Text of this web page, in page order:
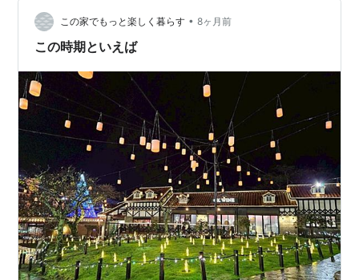
この家でもっと楽しく暮らす • 8ヶ月前
この時期といえば